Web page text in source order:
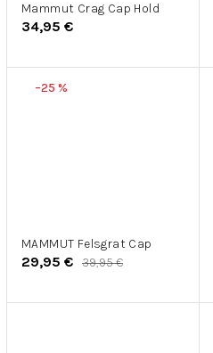
Mammut Crag Cap Hold
34,95 €
–25 %
MAMMUT Felsgrat Cap
29,95 € 39,95 €